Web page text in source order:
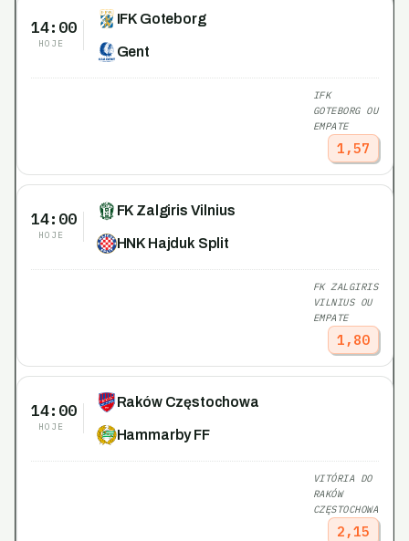
14:00
HOJE
IFK Goteborg
Gent
IFK
GOTEBORG OU
EMPATE
1,57
14:00
HOJE
FK Zalgiris Vilnius
HNK Hajduk Split
FK ZALGIRIS
VILNIUS OU
EMPATE
1,80
14:00
HOJE
Raków Częstochowa
Hammarby FF
VITÓRIA DO
RAKÓW
CZĘSTOCHOWA
2,15